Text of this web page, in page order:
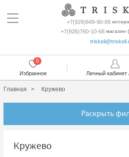
+7(929)649-90-89
+7(926)760-10-68магазин
Избранное
0
Личный кабинет
Главная Кружево
Раскрыть
Кружево